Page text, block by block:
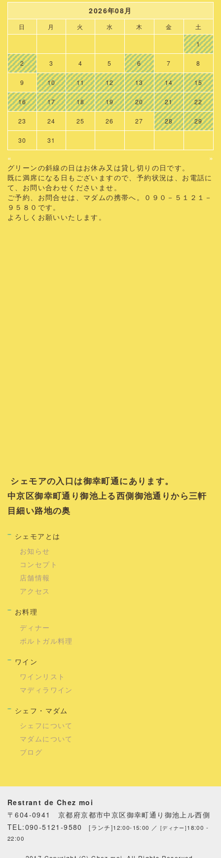
2026年08月
日 月 火 水 木 金 土
1
2 3 4 5 6 7 8
9 10 11 12 13 14 15
16 17 18 19 20 21 22
23 24 25 26 27 28 29
30 31
«
»
グリーンの斜線の日はお休み又は貸し切りの日です。
既に満席になる日もございますので、予約状況は、お電話に
て、お問い合わせくださいませ。
ご予約、お問合せは、マダムの携帯へ。０９０－５１２１－
９５８０です。
よろしくお願いいたします。
シェモアの入口は御幸町通にあります。
中京区御幸町通り御池上る西側御池通りから三軒
目細い路地の奥
シェモアとは
お知らせ
コンセプト
店舗情報
アクセス
お料理
ディナー
ポルトガル料理
ワイン
ワインリスト
マディラワイン
シェフ・マダム
シェフについて
マダムについて
ブログ
Restrant de Chez moi
〒604-0941 京都府京都市中京区御幸町通り御池上ル西側
TEL:090-5121-9580
[ランチ]12:00-15:00 ／ [ディナー] 18:00 -
22:00